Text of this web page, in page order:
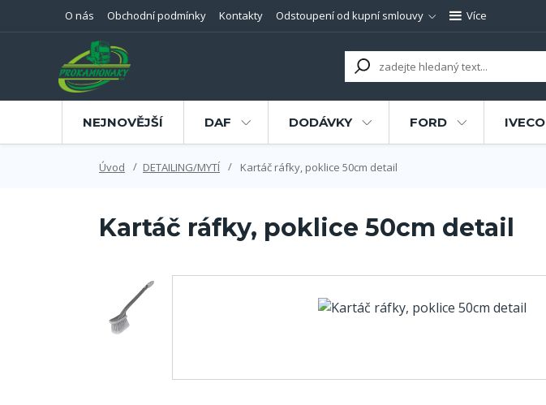
O nás Obchodní podmínky Kontakty Odstoupení od kupní smlouvy Více
NEJNOVĚJŠÍ DAF DODÁVKY FORD IVECO
Úvod DETAILING/MYTÍ Kartáč ráfky, poklice 50cm detail
Kartáč ráfky, poklice 50cm detail